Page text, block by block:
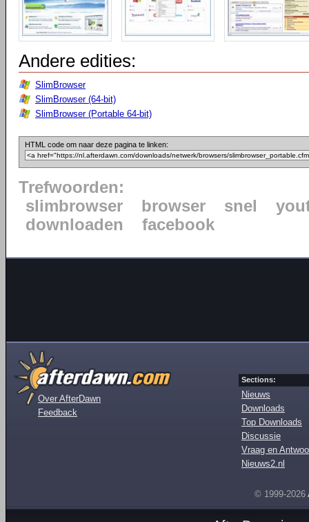
Andere edities:
SlimBrowser
SlimBrowser (64-bit)
SlimBrowser (Portable 64-bit)
HTML code om naar deze pagina te linken:
Trefwoorden:
slimbrowser
browser snel
downloaden
facebook
Over AfterDawn
Feedback
Sections:
Nieuws
Downloads
Top Downloads
Discussie
Vraag en
Nieuws2.nl
© 1999-2026